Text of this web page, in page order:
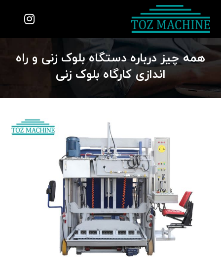
همه چیز درباره دستگاه بلوک زنی و راه
اندازی کارگاه بلوک زنی